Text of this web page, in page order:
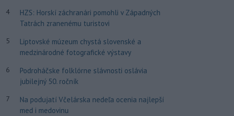
4
HZS: Horskí záchranári pomohli v Západných
Tatrách zranenému turistovi
5
Liptovské múzeum chystá slovenské a
medzinárodné fotografické výstavy
6
Podroháčske folklórne slávnosti oslávia
jubilejný 50. ročník
7
Na podujatí Včelárska nedeľa ocenia najlepší
med i medovinu